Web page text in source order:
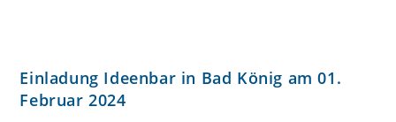
Einladung Ideenbar in Bad König am 01.
Februar 2024